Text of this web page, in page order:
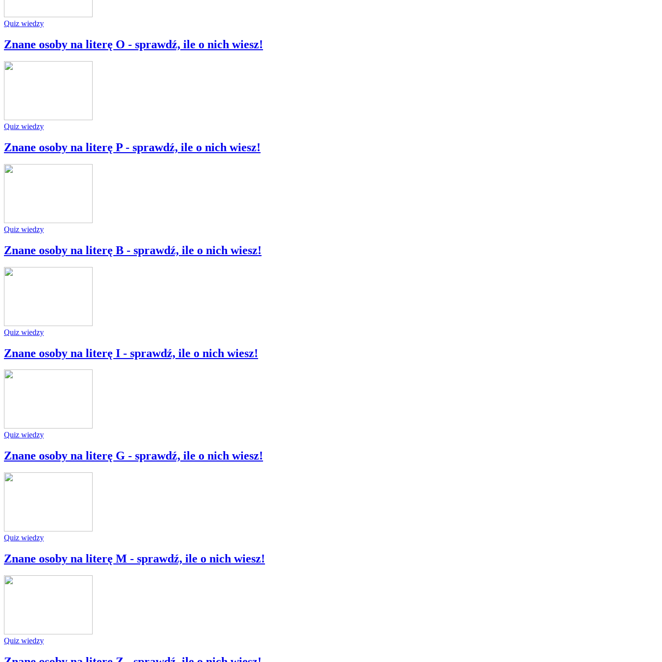
Quiz wiedzy
Znane osoby na literę O - sprawdź, ile o nich wiesz!
Quiz wiedzy
Znane osoby na literę P - sprawdź, ile o nich wiesz!
Quiz wiedzy
Znane osoby na literę B - sprawdź, ile o nich wiesz!
Quiz wiedzy
Znane osoby na literę I - sprawdź, ile o nich wiesz!
Quiz wiedzy
Znane osoby na literę G - sprawdź, ile o nich wiesz!
Quiz wiedzy
Znane osoby na literę M - sprawdź, ile o nich wiesz!
Quiz wiedzy